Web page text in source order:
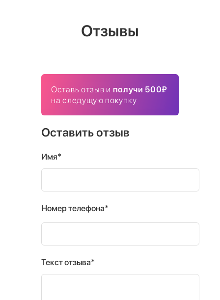
Отзывы
Оставь отзыв и получи 500₽
на следущую покупку
Оставить отзыв
Имя*
Номер телефона*
Текст отзыва*